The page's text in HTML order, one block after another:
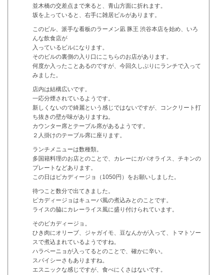
並木橋の交差点まで来ると、青山方面に折れます。
坂を上っていると、右手に雑居ビルがあります。
このビル、派手な看板のラーメン凪 豚王 渋谷本店を始め、いろ
んな飲食店が
入っているビルになります。
そのビルの裏側の入り口にこちらのお店があります。
何度か入ったことあるのですが、今回久しぶりにランチで入って
みました。
店内は結構広いです。
一応分煙されているようです。
新しくないので綺麗という感じではないですが、コンクリート打
ち抜きの壁が味がありますね。
カウンター席とテーブル席があるようです。
２人掛けのテーブル席に座ります。
ランチメニューは数種類。
多国籍料理のお店とのことで、カレーにガパオライス、チキンの
プレートなどあります。
この日はピカディージョ（1050円）をお願いしました。
待つこと数分で出てきました。
ピカディージョはキューバ風の煮込みとのことです。
ライスの脇にカレーライス風に盛り付けられています。
そのピカディージョ。
ひき肉にオリーブ、ジャガイモ、豆なんかが入って、トマトソー
スで煮込まれているようですね。
ハラペーニョが入ってるとのことで、確かに辛い。
スパイシーさもありますね。
エスニックな感じですが、食べにくさはないです。